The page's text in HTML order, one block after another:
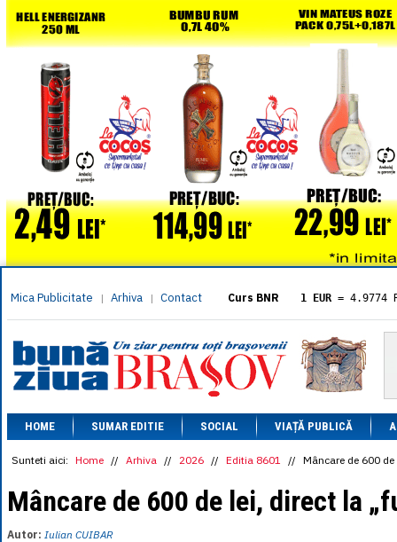
Mica Publicitate | Arhiva | Contact Curs BNR 1 EUR = 4.9774
= 5.8304
1 XAU= 464.4611
1 AED= 1.1933
1 AUD= 2.7957
1 BGN= 2.5449
1 CAD= 3.1559
1 CHF= 5.2813
1 CNY= 0.6015
1 DKK= 0.6668
1 EGP = 0.0860
HOME SUMAR EDITIE SOCIAL VIAȚĂ PUBLICĂ
Sunteti aici: Home // Arhiva // 2026 // Editia 8601 // Mâncare de 600
Mâncare de 600 de lei, direct la
Autor: Iulian CUIBAR